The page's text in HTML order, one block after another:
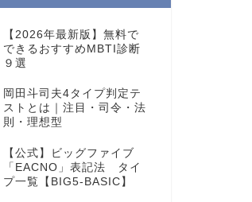
【2026年最新版】無料で
できるおすすめMBTI診断
９選
岡田斗司夫4タイプ判定テ
ストとは｜注目・司令・法
則・理想型
【公式】ビッグファイブ
「EACNO」表記法 タイ
プ一覧【BIG5-BASIC】